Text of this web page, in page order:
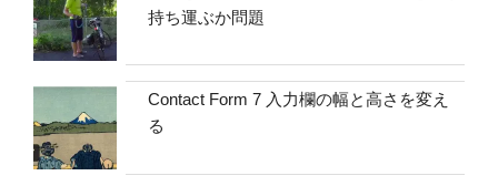
持ち運ぶか問題
Contact Form 7 入力欄の幅と高さを変え
る